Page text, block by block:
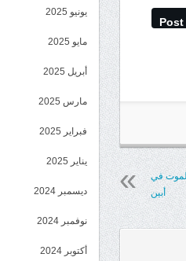
Post
في
أبين
يونيو 2025
مايو 2025
أبريل 2025
مارس 2025
فبراير 2025
يناير 2025
ديسمبر 2024
نوفمبر 2024
أكتوبر 2024